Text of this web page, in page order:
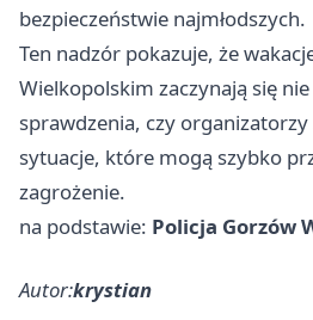
bezpieczeństwie najmłodszych.
Ten nadzór pokazuje, że
Wielkopolskim zaczynają się
sprawdzenia, czy
sytuacje, które mogą szybko
zagrożenie.
na podstawie: Policja Gorzów
Autor:krystian